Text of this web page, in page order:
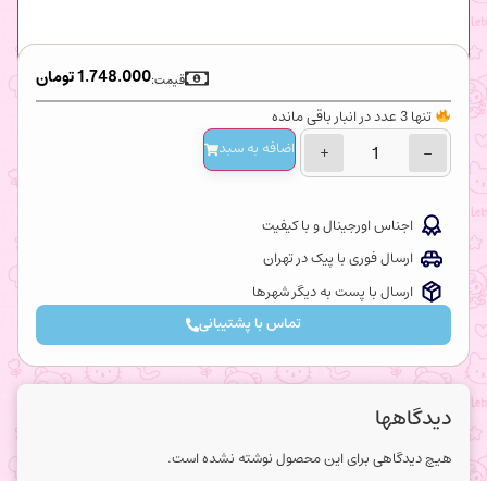
1.748.000تومان قیمت:
تنها 3 عدد در انبار باقی مانده
−
+ اضافه‌ به سبد
اجناس اورجینال و با کیفیت
ارسال فوری با پیک در تهران
ارسال با پست به دیگر شهرها
تماس با پشتیبانی
دیدگاهها
هیچ دیدگاهی برای این محصول نوشته نشده است.